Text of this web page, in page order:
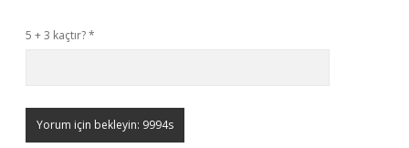
5 + 3 kaçtır?*